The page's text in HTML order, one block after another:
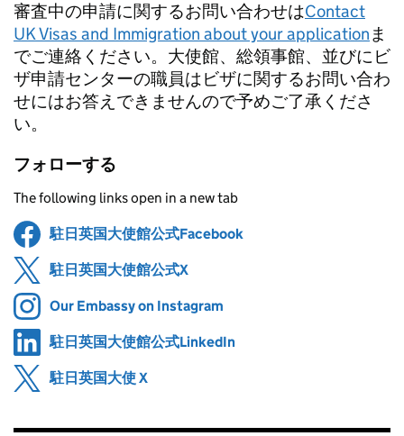
審査中の申請に関するお問い合わせはContact
UK Visas and Immigration about your applicationま
でご連絡ください。大使館、総領事館、並びにビ
ザ申請センターの職員はビザに関するお問い合わ
せにはお答えできませんので予めご了承くださ
い。
フォローする
The following links open in a new tab
Share on
駐日英国大使館公式Facebook
Share on
駐日英国大使館公式X
Share on
Our Embassy on Instagram
Share on
駐日英国大使館公式LinkedIn
Share on
駐日英国大使 X